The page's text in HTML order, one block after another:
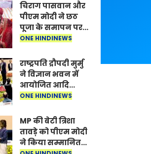
चिराग पासवान और
पीएम मोदी ने छठ
पूजा के समापन पर
देशवासियों को दी
मैया से देश की
समृद्धि की
कामना की
ONE HINDINEWS
राष्ट्रपति द्रौपदी मुर्मु
ने विज्ञान भवन में
आयोजित आदि
कर्मयोगी अभियान
में मध्यप्रदेश को
सम्मानित किया
ONE HINDINEWS
MP की बेटी त्रिशा
तावड़े को पीएम मोदी
ने किया सम्मानित,